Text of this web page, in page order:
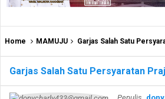
Home MAMUJU Garjas Salah Satu
Garjas Salah Satu Persyaratan